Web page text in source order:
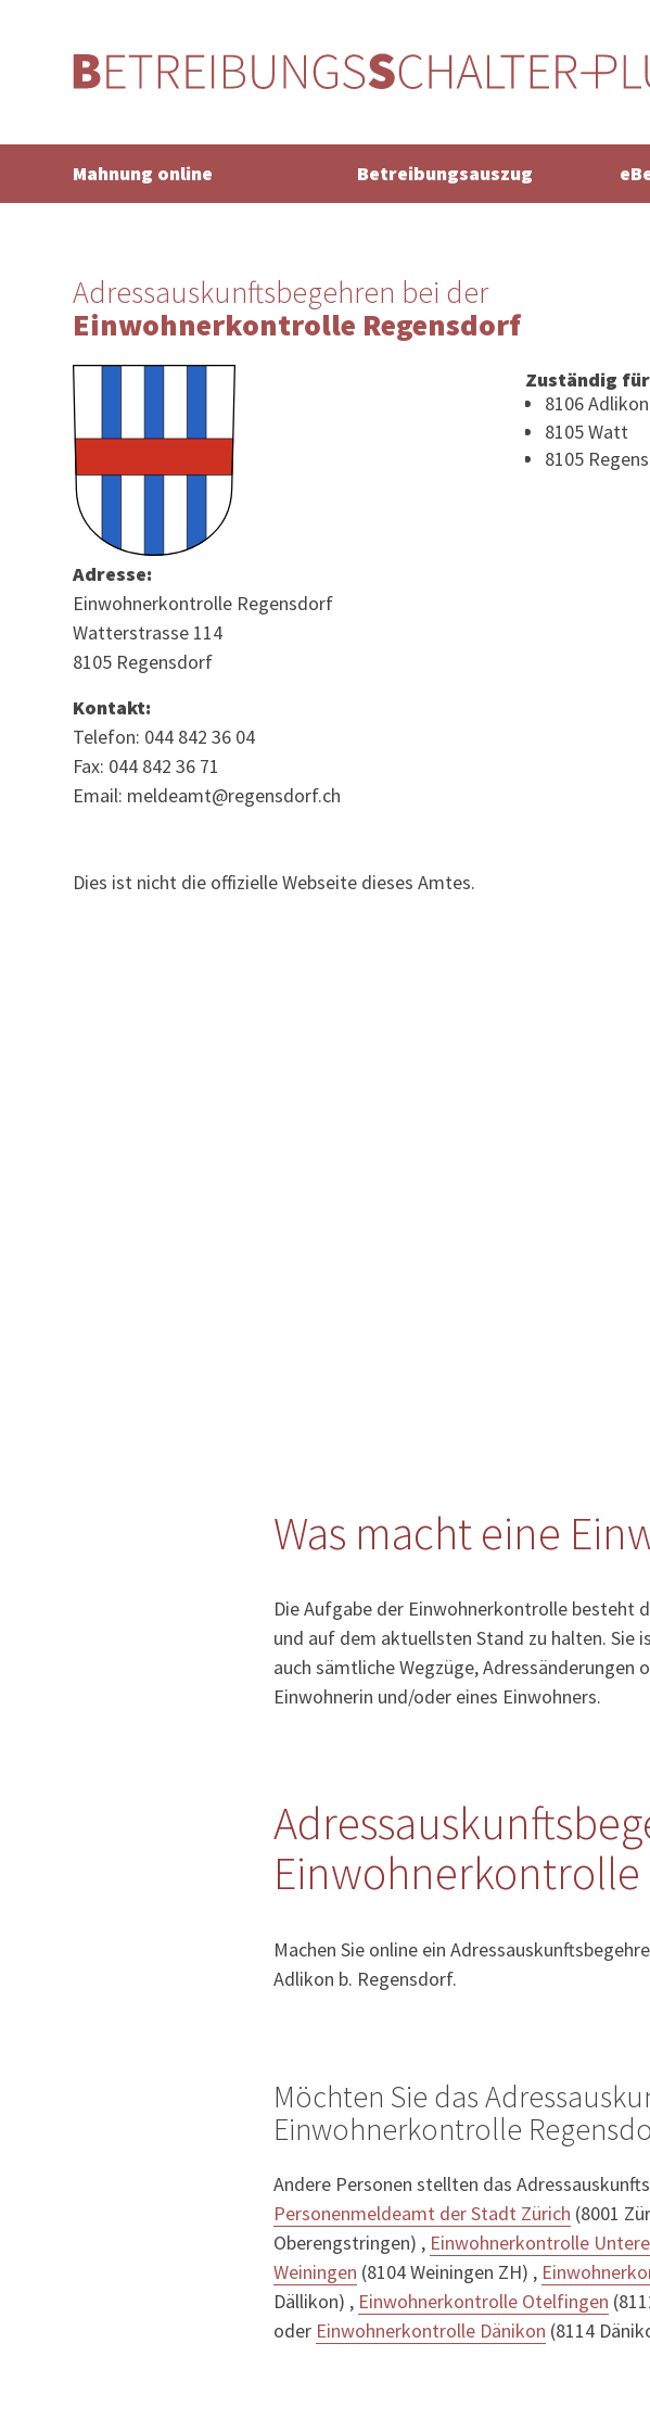
Mahnung online Betreibungsauszug
Adressauskunftsbegehren bei der
Einwohnerkontrolle Regensdorf
Adresse:
Einwohnerkontrolle Regensdorf
Watterstrasse 114
8105 Regensdorf
Kontakt:
Telefon: 044 842 36 04
Fax: 044 842 36 71
Email: meldeamt@regensdorf.ch
Zuständig
8106
8105 Watt
8105
Dies ist nicht die offizielle Webseite dieses Amtes.
Was macht eine
Die Aufgabe der Einwohnerkontrolle besteht
und auf dem aktuellsten Stand zu halten. Sie
auch sämtliche Wegzüge, Adressänderungen
Einwohnerin und/oder eines Einwohners.
Einwohnerkontrolle
Machen Sie online ein
Adlikon b. Regensdorf.
Möchten Sie das
Einwohnerkontrolle
Andere Personen stellten das
Personenmeldeamt der Stadt Zürich (8001
Oberengstringen) , Einwohnerkontrolle
Weiningen (8104 Weiningen ZH) ,
Dällikon) , Einwohnerkontrolle Otelfingen
oder Einwohnerkontrolle Dänikon (8114